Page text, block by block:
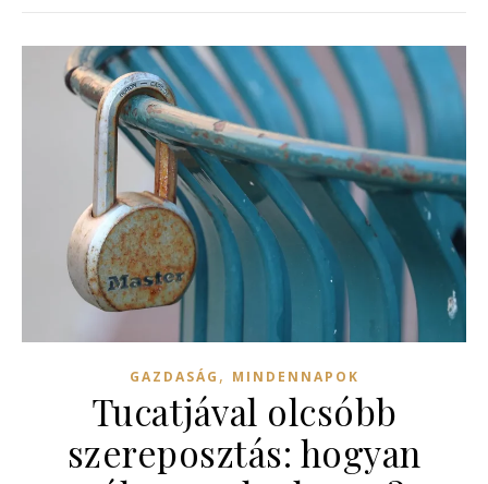
GAZDASÁG , MINDENNAPOK
Tucatjával olcsóbb
szereposztás: hogyan